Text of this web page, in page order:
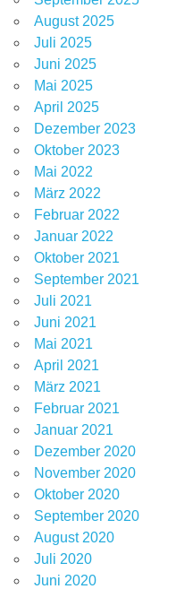
August 2025
Juli 2025
Juni 2025
Mai 2025
April 2025
Dezember 2023
Oktober 2023
Mai 2022
März 2022
Februar 2022
Januar 2022
Oktober 2021
September 2021
Juli 2021
Juni 2021
Mai 2021
April 2021
März 2021
Februar 2021
Januar 2021
Dezember 2020
November 2020
Oktober 2020
September 2020
August 2020
Juli 2020
Juni 2020